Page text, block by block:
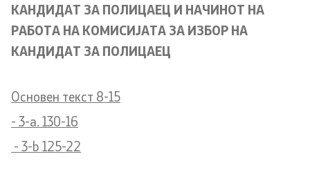
Draft Laws
By laws
Organogram
Commission for Weapons
КАНДИДАТ ЗА ПОЛИЦАЕЦ И НАЧИНОТ НА
РАБОТА НА КОМИСИЈАТА ЗА ИЗБОР НА
КАНДИДАТ ЗА ПОЛИЦАЕЦ
Основен текст 8-15
- 3-a. 130-16
- 3-b 125-22